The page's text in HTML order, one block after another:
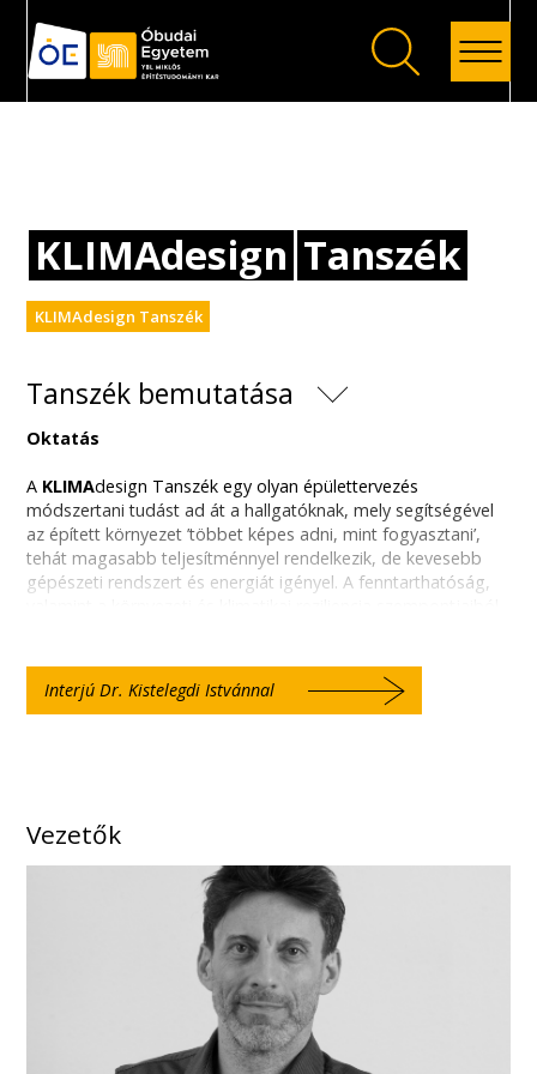
Vissza
KLIMAdesign Tanszék
KLIMAdesign Tanszék
Tanszék bemutatása
Oktatás
A KLIMAdesign Tanszék egy olyan épülettervezés
módszertani tudást ad át a hallgatóknak, mely segítségével
az épített környezet ’többet képes adni, mint fogyasztani’,
tehát magasabb teljesítménnyel rendelkezik, de kevesebb
gépészeti rendszert és energiát igényel. A fenntarthatóság,
egészséges és komfortos belső környezet, a karbon-
lábnyom, továbbá az üzemeltetési és kivitelezési energia- és
épülettervezési folyamatba: épületklimatika, komfortelmélet,
fénytan, épületburok technológiák, épületbionika,
épületaerodinamika, épületenergetika, fenntartható
településtervezés, klímakoncepció tervezés. A holisztikus
tematika elsajátítása folyamán a konvencionális építészeti
tervezési folyamat kibővül, mérnöki és tudományos területek
kapcsolódó tartalmaival: a hallgatók belátást nyernek a
különböző szintű épületfizikai modellezés gyakorlatába, a
releváns fizikai és természettudományos
törvényszerűségeket megértik és alkalmazzák a tervezés
folyamán. Mindez nem csak a szerkezeteket, a gépészetet és
Interjú Dr. Kistelegdi Istvánnal
Vezetők